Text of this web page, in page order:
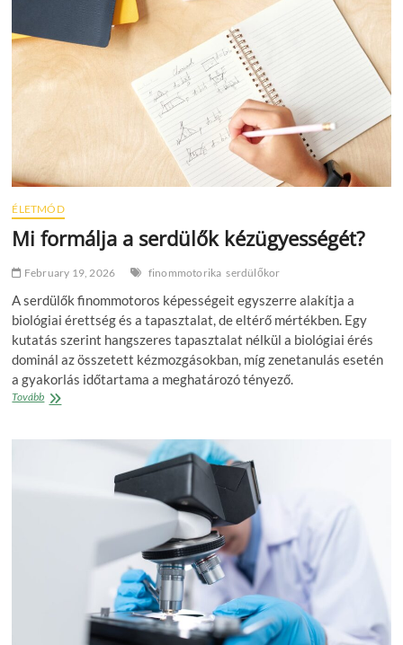
használhatjuk?
ÉLETMÓD
Mi formálja a serdülők kézügyességét?
February 19, 2026 finommotorika serdülőkor
A serdülők finommotoros képességeit egyszerre alakítja a
biológiai érettség és a tapasztalat, de eltérő mértékben. Egy
kutatás szerint hangszeres tapasztalat nélkül a biológiai érés
dominál az összetett kézmozgásokban, míg zenetanulás esetén
a gyakorlás időtartama a meghatározó tényező.
TovábbMi
serdülők